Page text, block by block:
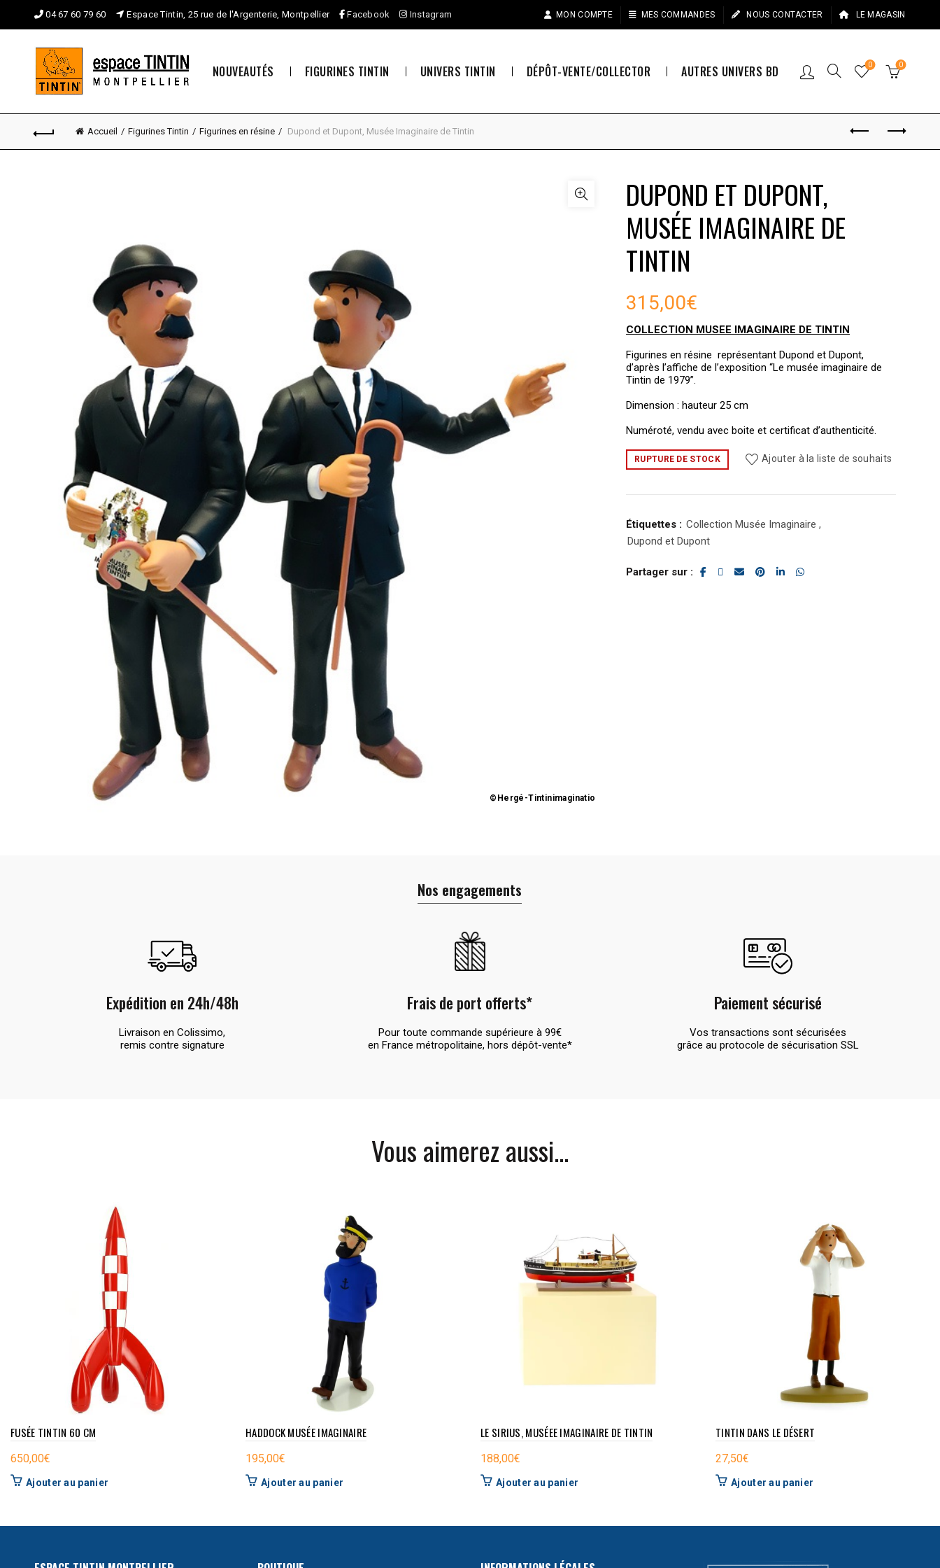
04 67 60 79 60 Espace Tintin, 25 rue de l'Argenterie, Montpellier Facebook Instagram MON COMPTE MES COMMANDES NOUS CONTACTER LE MAGASIN
NOUVEAUTÉS FIGURINES TINTIN UNIVERS TINTIN DÉPÔT-VENTE/COLLECTOR AUTRES UNIVERS BD 0 0
Accueil Figurines Tintin Figurines en résine Dupond et Dupont, Musée Imaginaire de Tintin
©Hergé-Tintinimaginatio
DUPOND ET DUPONT,
MUSÉE IMAGINAIRE DE
TINTIN
315,00€
COLLECTION MUSEE IMAGINAIRE DE TINTIN
Figurines en résine représentant Dupond et Dupont,
d’après l’affiche de l’exposition “Le musée imaginaire de
Tintin de 1979”.
Dimension : hauteur 25 cm
Numéroté, vendu avec boite et certificat d’authenticité.
RUPTURE DE STOCK Ajouter à la liste de souhaits
Étiquettes : Collection Musée Imaginaire ,
Dupond et Dupont
Partager sur
Nos engagements
Expédition en 24h/48h
Livraison en Colissimo,
remis contre signature
Frais de port offerts*
Pour toute commande supérieure à 99€
en France métropolitaine, hors dépôt-vente*
Paiement sécurisé
Vos transactions sont sécurisées
grâce au protocole de sécurisation SSL
Vous aimerez aussi...
FUSÉE TINTIN 60 CM
650,00€
Ajouter au panier
HADDOCK MUSÉE IMAGINAIRE
195,00€
Ajouter au panier
LE SIRIUS, MUSÉEE IMAGINAIRE DE TINTIN
188,00€
Ajouter au panier
TINTIN DANS LE DÉSERT
27,50€
Ajouter au panier